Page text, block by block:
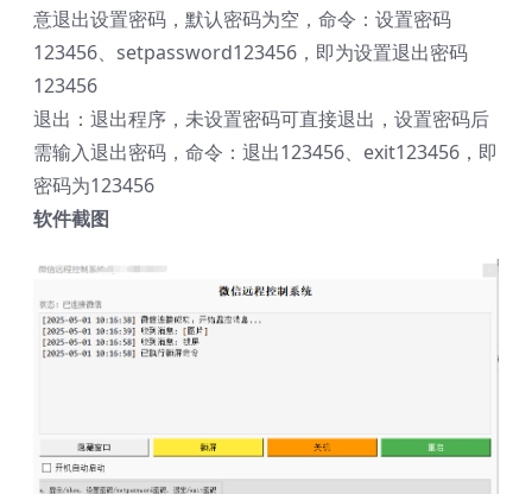
意退出设置密码，默认密码为空，命令：设置密码
123456、setpassword123456，即为设置退出密码
123456
退出：退出程序，未设置密码可直接退出，设置密码后
需输入退出密码，命令：退出123456、exit123456，即
密码为123456
软件截图